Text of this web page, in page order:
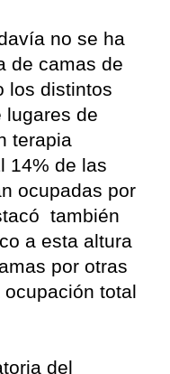
no se ha
de camas de
los distintos
lugares de
terapia
14% de las
ocupadas por
también
a esta altura
por otras
total
del